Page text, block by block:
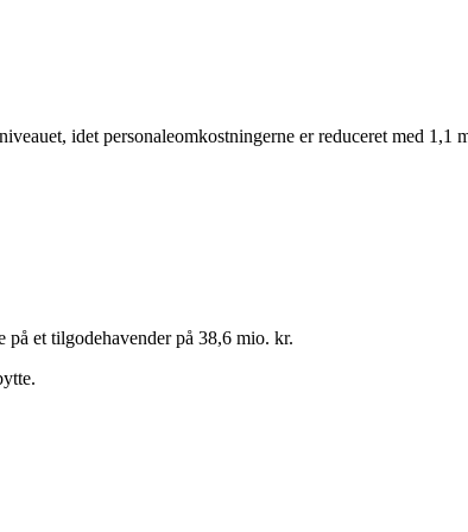
idet personaleomkostningerne er reduceret med 1,1
et tilgodehavender på 38,6 mio. kr.